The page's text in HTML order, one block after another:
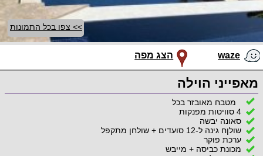
>> צפו בכל התמונות
waze הצג מפה
מאפייני הוילה
מטבח מאובזר בכל
4 סוויטות מפנקות
סאונה יבשה
שולןח גינה ל-12 סועדים + שולחן מתקפל
ערכת פוקר
מכונת כביסה + מייבש